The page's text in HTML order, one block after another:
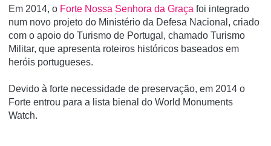
Em 2014, o Forte Nossa Senhora da Graça foi integrado
num novo projeto do Ministério da Defesa Nacional, criado
com o apoio do Turismo de Portugal, chamado Turismo
Militar, que apresenta roteiros históricos baseados em
heróis portugueses.
Devido à forte necessidade de preservação, em 2014 o
Forte entrou para a lista bienal do World Monuments
Watch.